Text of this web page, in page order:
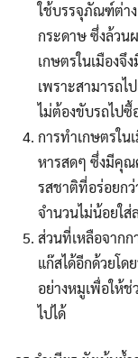
ใช้บรรจุภัณฑ์ต่า
กระดาษ ซึ่งล้วน
เกษตรในเมืองจึ
เพราะสามารถไ
ไม่ต้องขับรถไปซื้
การทำเกษตรใน
หารสดๆ ซึ่งมีคุณ
รสชาติที่อร่อยก
จำนวนไม่น้อยใส่
ส่วนที่เหลือจากก
แก๊สได้อีกด้วยโด
อย่างหมูเพื่อให้
ไปได้